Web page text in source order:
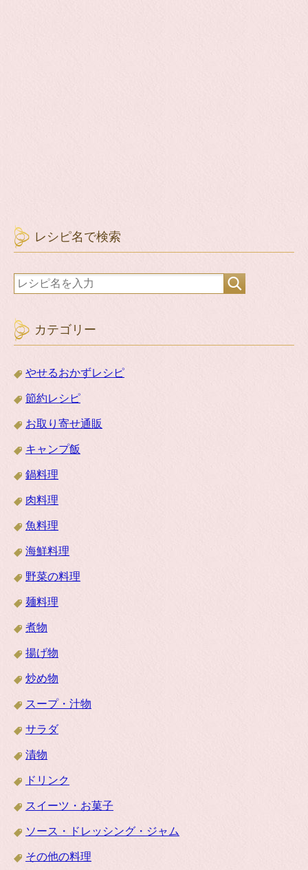
レシピ名で検索
カテゴリー
やせるおかずレシピ
節約レシピ
お取り寄せ通販
キャンプ飯
鍋料理
肉料理
魚料理
海鮮料理
野菜の料理
麺料理
煮物
揚げ物
炒め物
スープ・汁物
サラダ
漬物
ドリンク
スイーツ・お菓子
ソース・ドレッシング・ジャム
その他の料理